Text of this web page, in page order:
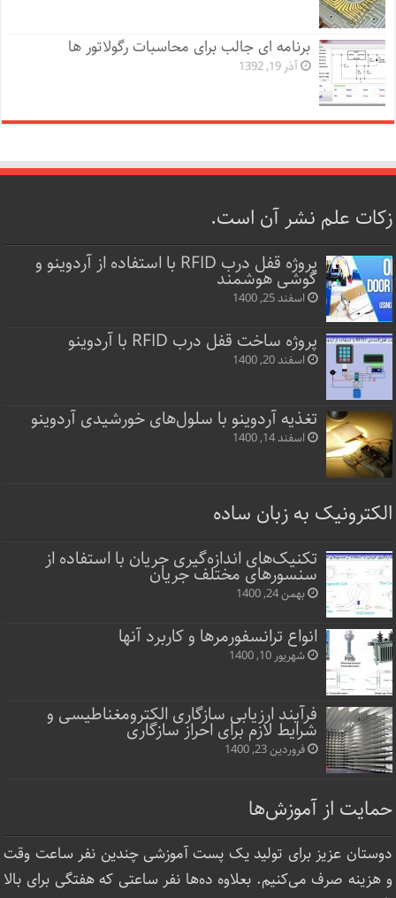
برنامه ای جالب برای محاسبات رگولاتور ها
آذر 19, 1392
زکات علم نشر آن است.
پروژه قفل‌ درب RFID با استفاده از آردوینو و
گوشی هوشمند
اسفند 25, 1400
پروژه ساخت قفل‌ درب RFID با آردوینو
اسفند 20, 1400
تغذیه آردوینو با سلول‌های خورشیدی آردوینو
اسفند 14, 1400
الکترونیک به زبان ساده
تکنیک‌های اندازه‌گیری جریان با استفاده از
سنسورهای مختلف جریان
بهمن 24, 1400
انواع ترانسفورمرها و کاربرد آنها
شهریور 10, 1400
فرآیند ارزیابی سازگاری الکترومغناطیسی و
شرایط لازم برای احراز سازگاری
فروردین 23, 1400
حمایت از آموزش‌ها
دوستان عزیز برای تولید یک پست آموزشی چندین نفر ساعت‌ وقت
و هزینه صرف می‌کنیم. بعلاوه ده‌ها نفر ساعتی که هفتگی برای بالا